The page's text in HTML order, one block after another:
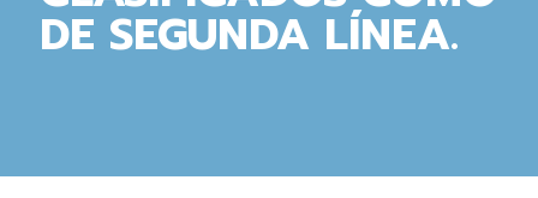
DE SEGUNDA LÍNEA.